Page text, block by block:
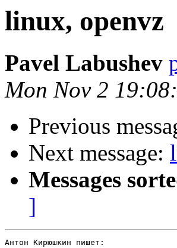
linux, openvz
Pavel Labushev
Mon Nov 2
Previous
Next message:
Messages
]
Антон Кирюшкин пишет: